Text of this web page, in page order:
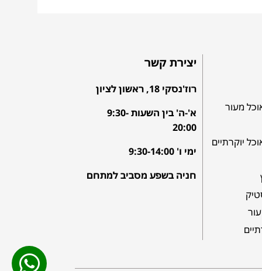
מעור
יוקרתיים
יצירת קשר
רוז'נסקי 18, ראשון לציון
א'-ה' בין השעות 9:30-
20:00
ימי ו' 9:30-14:00
חניה בשפע מסביב למתחם